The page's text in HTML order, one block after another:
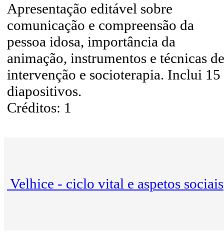
Apresentação editável sobre
comunicação e compreensão da
pessoa idosa, importância da
animação, instrumentos e técnicas de
intervenção e socioterapia. Inclui 15
diapositivos.
Créditos: 1
Velhice - ciclo vital e aspetos sociais